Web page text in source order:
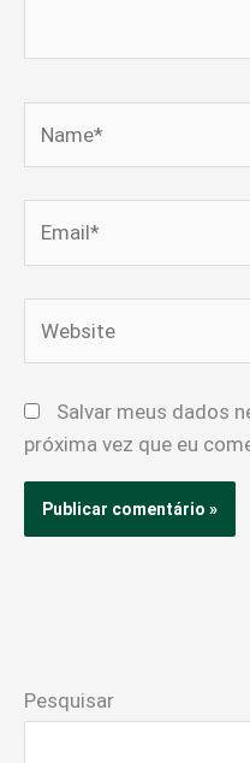
Salvar meus dados
próxima vez que eu
Pesquisar